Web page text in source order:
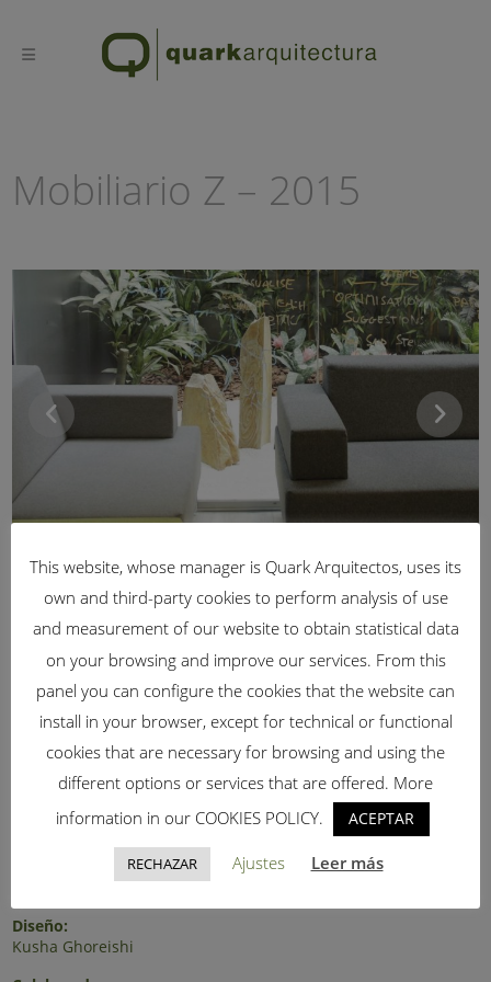
Mobiliario Z – 2015
Descripción
El diseño de este mobiliario busca conseguir una flexibilidad
espacial que permita la libre distribución de cada una de las
piezas en el espacio en función de las necesidades que se
requieran. Sus formas cuadrada y circular, además permiten
generar mobiliarios cambiantes y fáciles de ubicar, debido a la
ligereza de cada una de las piezas.
Diseño:
Kusha Ghoreishi
This website, whose manager is Quark Arquitectos, uses its
own and third-party cookies to perform analysis of use
and measurement of our website to obtain statistical data
on your browsing and improve our services. From this
panel you can configure the cookies that the website can
install in your browser, except for technical or functional
cookies that are necessary for browsing and using the
different options or services that are offered. More
information in our COOKIES POLICY.
ACEPTAR
RECHAZAR Ajustes Leer más